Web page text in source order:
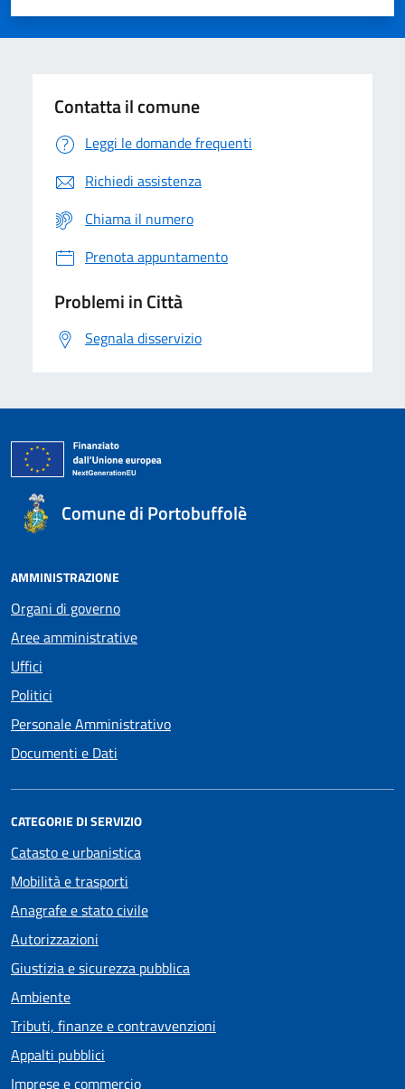
Valuta 5 stelle su 5
Valuta 4 stelle su 5
Valuta 3 stelle su 5
Valuta 2 stelle su 5
Valuta 1 stelle su 5
Contatta il comune
Leggi le domande frequenti
Richiedi assistenza
Chiama il numero
Prenota appuntamento
Problemi in Città
Segnala disservizio
Comune di Portobuffolè
AMMINISTRAZIONE
Organi di governo
Aree amministrative
Uffici
Politici
Personale Amministrativo
Documenti e Dati
CATEGORIE DI SERVIZIO
Catasto e urbanistica
Mobilità e trasporti
Anagrafe e stato civile
Autorizzazioni
Giustizia e sicurezza pubblica
Ambiente
Tributi, finanze e contravvenzioni
Appalti pubblici
Imprese e commercio